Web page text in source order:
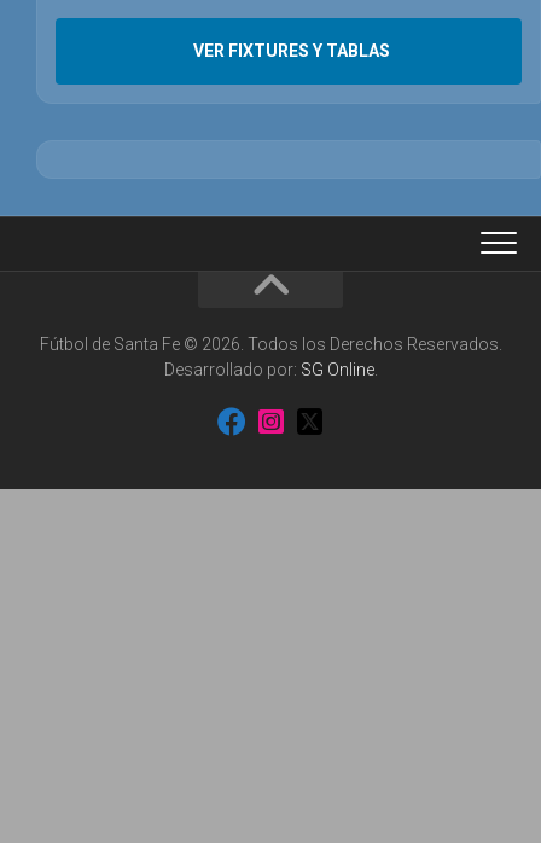
VER FIXTURES Y TABLAS
Fútbol de Santa Fe © 2026. Todos los Derechos Reservados.
Desarrollado por: SG Online.